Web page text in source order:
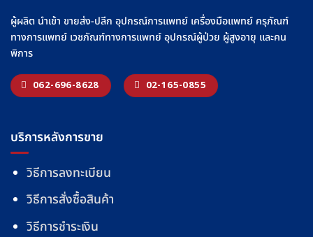
ผู้ผลิต นำเข้า ขายส่ง-ปลีก อุปกรณ์การแพทย์ เครื่องมือแพทย์ ครุภัณฑ์
ทางการแพทย์ เวชภัณฑ์ทางการแพทย์ อุปกรณ์ผู้ป่วย ผู้สูงอายุ และคน
พิการ
062-696-8628 02-165-0855
บริการหลังการขาย
วิธีการลงทะเบียน
วิธีการสั่งซื้อสินค้า
วิธีการชำระเงิน